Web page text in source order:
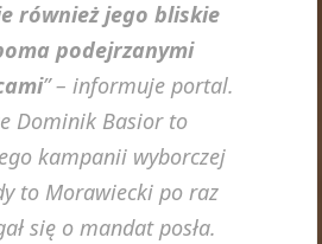
również jego bliskie
podejrzanymi
” – informuje portal.
Dominik Basior to
kampanii wyborczej
to Morawiecki po raz
się o mandat posła.